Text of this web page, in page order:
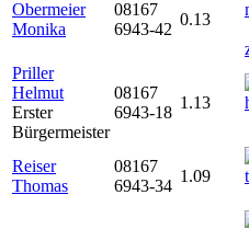
Obermeier
Monika
08167
6943-42
0.13
Priller
Helmut
Erster
Bürgermeister
08167
6943-18
1.13
Reiser
Thomas
08167
6943-34
1.09